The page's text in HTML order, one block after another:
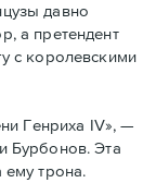
давно
а претендент
с королевскими
Генриха IV», —
Бурбонов. Эта
ему трона.